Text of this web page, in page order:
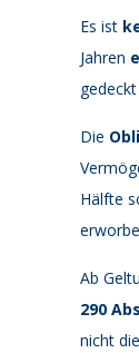
Es ist
Jahren
Die
Hälfte
Ab
290
nicht